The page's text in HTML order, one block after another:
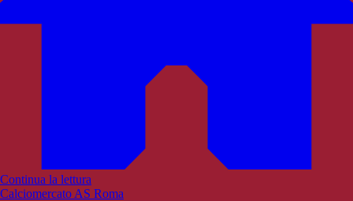
Continua la lettura
Calciomercato AS Roma